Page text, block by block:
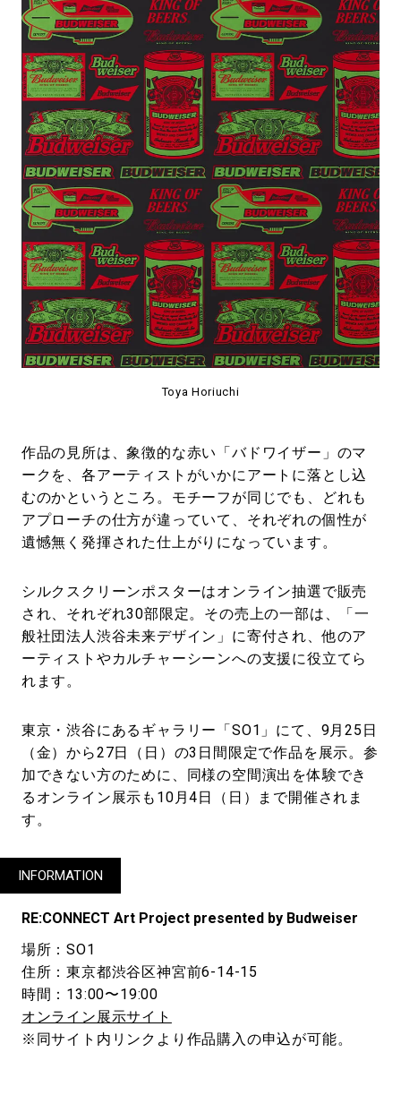
Toya Horiuchi
作品の見所は、象徴的な赤い「バドワイザー」のマ
ークを、各アーティストがいかにアートに落とし込
むのかというところ。モチーフが同じでも、どれも
アプローチの仕方が違っていて、それぞれの個性が
遺憾無く発揮された仕上がりになっています。
シルクスクリーンポスターはオンライン抽選で販売
され、それぞれ30部限定。その売上の一部は、「一
般社団法人渋谷未来デザイン」に寄付され、他のア
ーティストやカルチャーシーンへの支援に役立てら
れます。
東京・渋谷にあるギャラリー「SO1」にて、9月25日
（金）から27日（日）の3日間限定で作品を展示。参
加できない方のために、同様の空間演出を体験でき
るオンライン展示も10月4日（日）まで開催されま
す。
INFORMATION
RE:CONNECT Art Project presented by Budweiser
場所：SO1
住所：東京都渋谷区神宮前6-14-15
時間：13:00〜19:00
オンライン展示サイト
※同サイト内リンクより作品購入の申込が可能。